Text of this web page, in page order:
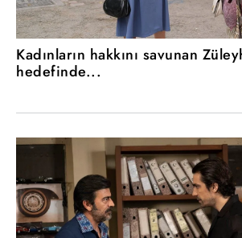
Kadınların hakkını savunan
hedefinde...